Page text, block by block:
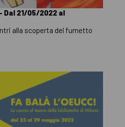
Dal 21/05/2022 al
alla scoperta del fumetto